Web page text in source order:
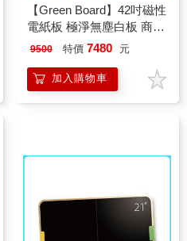
【Green Board】42吋磁性
電紙板 極淨無塵白板 商務
會議電紙板 局部清除電子
9500 特價 7480 元
加入購物車